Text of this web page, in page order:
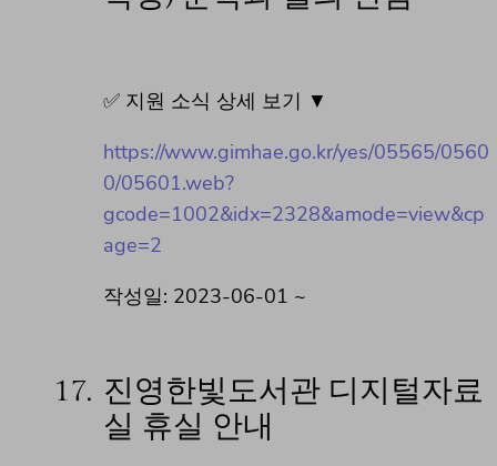
✅ 지원 소식 상세 보기 ▼
https://www.gimhae.go.kr/yes/05565/0560
0/05601.web?
gcode=1002&idx=2328&amode=view&cp
age=2
작성일: 2023-06-01 ~
17. 진영한빛도서관 디지털자료
실 휴실 안내